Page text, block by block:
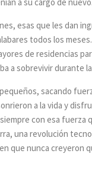
esas que les dan
todos los
de residencias
a sobrevivir durante
sacando
a la vida y
con esa fuerza
una revolución
que nunca creyeron